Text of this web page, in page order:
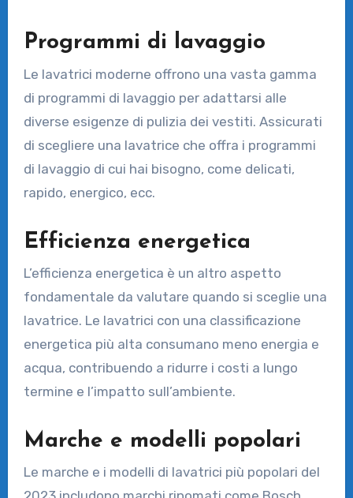
Programmi di lavaggio
Le lavatrici moderne offrono una vasta gamma
di programmi di lavaggio per adattarsi alle
diverse esigenze di pulizia dei vestiti. Assicurati
di scegliere una lavatrice che offra i programmi
di lavaggio di cui hai bisogno, come delicati,
rapido, energico, ecc.
Efficienza energetica
L’efficienza energetica è un altro aspetto
fondamentale da valutare quando si sceglie una
lavatrice. Le lavatrici con una classificazione
energetica più alta consumano meno energia e
acqua, contribuendo a ridurre i costi a lungo
termine e l’impatto sull’ambiente.
Marche e modelli popolari
Le marche e i modelli di lavatrici più popolari del